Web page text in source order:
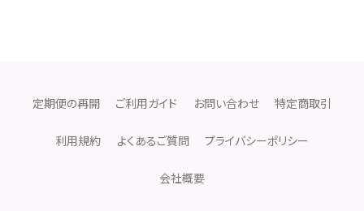
定期便の再開 ご利用ガイド お問い合わせ 特定商取引
利用規約 よくあるご質問 プライバシーポリシー
会社概要